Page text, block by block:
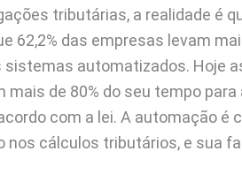
tributárias, a realidade é
62,2% das empresas levam
automatizados. Hoje
de 80% do seu tempo
com a lei. A automação é
nos cálculos tributários, e sua